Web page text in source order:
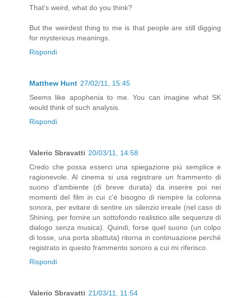
That's weird, what do you think?
But the weirdest thing to me is that people are still digging
for mysterious meanings.
Rispondi
Matthew Hunt 27/02/11, 15:45
Seems like apophenia to me. You can imagine what SK
would think of such analysis.
Rispondi
Valerio Sbravatti 20/03/11, 14:58
Credo che possa esserci una spiegazione più semplice e
ragionevole. Al cinema si usa registrare un frammento di
suono d'ambiente (di breve durata) da inserire poi nei
momenti del film in cui c'è bisogno di riempire la colonna
sonora, per evitare di sentire un silenzio irreale (nel caso di
Shining, per fornire un sottofondo realistico alle sequenze di
dialogo senza musica). Quindi, forse quel suono (un colpo
di tosse, una porta sbattuta) ritorna in continuazione perché
registrato in questo frammento sonoro a cui mi riferisco.
Rispondi
Valerio Sbravatti 21/03/11, 11:54